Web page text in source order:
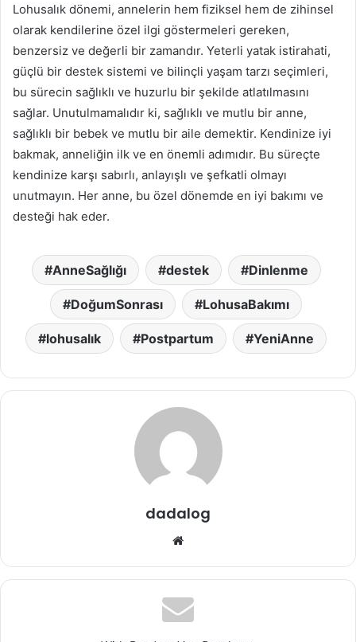
Lohusalık dönemi, annelerin hem fiziksel hem de zihinsel
olarak kendilerine özel ilgi göstermeleri gereken,
benzersiz ve değerli bir zamandır. Yeterli yatak istirahati,
güçlü bir destek sistemi ve bilinçli yaşam tarzı seçimleri,
bu sürecin sağlıklı ve huzurlu bir şekilde atlatılmasını
sağlar. Unutulmamalıdır ki, sağlıklı ve mutlu bir anne,
sağlıklı bir bebek ve mutlu bir aile demektir. Kendinize iyi
bakmak, anneliğin ilk ve en önemli adımıdır. Bu süreçte
kendinize karşı sabırlı, anlayışlı ve şefkatli olmayı
unutmayın. Her anne, bu özel dönemde en iyi bakımı ve
desteği hak eder.
AnneSağlığı destek Dinlenme
DoğumSonrası LohusaBakımı
lohusalık Postpartum YeniAnne
dadalog
sit
esi